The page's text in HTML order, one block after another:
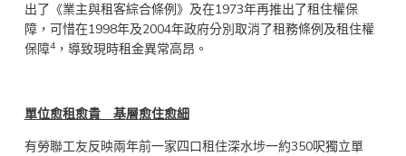
出了《業主與租客綜合條例》及在1973年再推出了租住權保
障，可惜在1998年及2004年政府分別取消了租務條例及租住權
保障4，導致現時租金異常高昂。
單位愈租愈貴 基層愈住愈細
有勞聯工友反映兩年前一家四口租住深水埗一約350呎獨立單